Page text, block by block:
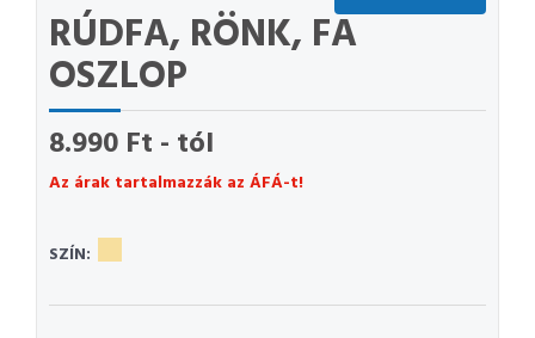
RÚDFA, RÖNK, FA
OSZLOP
8.990 Ft - tól
Az árak tartalmazzák az ÁFÁ-t!
SZÍN: